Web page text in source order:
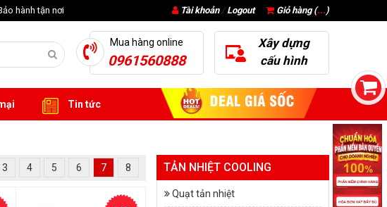
hành tận nơi Giỏ hàng (...)
Tài khoản/ Logout
Mua hàng online
0961560888
Xây dựng
cấu hình
Tin tức
3 4 5 6 7 8 TẢN NHIỆT COOLING
Quạt tản nhiệt